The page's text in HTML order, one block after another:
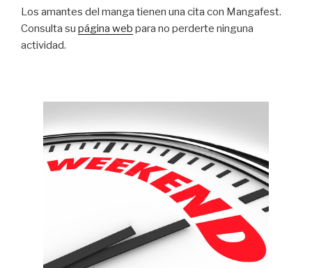
Los amantes del manga tienen una cita con Mangafest.
Consulta su página web para no perderte ninguna
actividad.